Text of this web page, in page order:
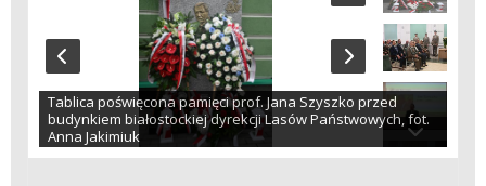
Tablica poświęcona pamięci prof. Jana Szyszko przed
budynkiem białostockiej dyrekcji Lasów Państwowych, fot.
Anna Jakimiuk